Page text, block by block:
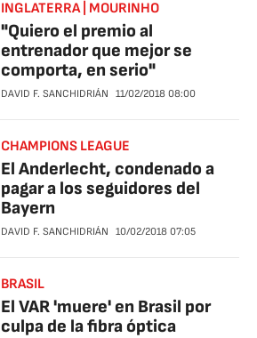
INGLATERRA | MOURINHO
"Quiero el premio al
entrenador que mejor se
comporta, en serio"
DAVID F. SANCHIDRIÁN 11/02/2018 08:00
CHAMPIONS LEAGUE
El Anderlecht, condenado a
pagar a los seguidores del
Bayern
DAVID F. SANCHIDRIÁN 10/02/2018 07:05
BRASIL
El VAR 'muere' en Brasil por
culpa de la fibra óptica